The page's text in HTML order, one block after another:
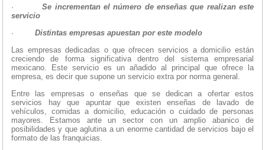
·Se incrementan el número de enseñas que realizan este
servicio
· Distintas empresas apuestan por este modelo
Las empresas dedicadas o que ofrecen servicios a domicilio están
creciendo de forma significativa dentro del sistema empresarial
mexicano. Este servicio es un añadido al principal que ofrece la
empresa, es decir que supone un servicio extra por norma general.
Entre las empresas o enseñas que se dedican a ofertar estos
servicios hay que apuntar que existen enseñas de lavado de
vehículos, comidas a domicilio, educación o cuidado de personas
mayores. Estamos ante un sector con un amplio abanico de
posibilidades y que aglutina a un enorme cantidad de servicios bajo el
formato de las franquicias.